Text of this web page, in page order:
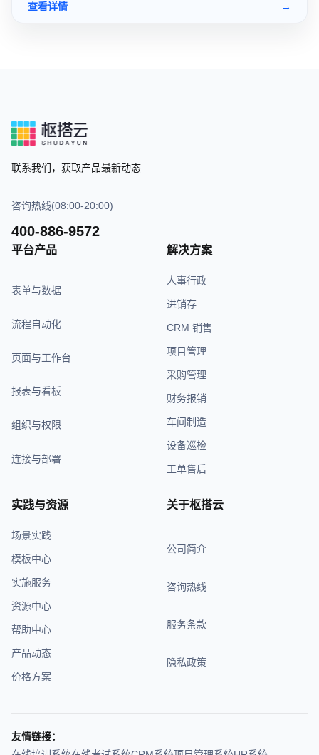
查看详情 →
联系我们，获取产品最新动态
咨询热线(08:00-20:00)
400-886-9572
平台产品
表单与数据
流程自动化
页面与工作台
报表与看板
组织与权限
连接与部署
解决方案
人事行政
进销存
CRM 销售
项目管理
采购管理
财务报销
车间制造
设备巡检
工单售后
实践与资源
场景实践
模板中心
实施服务
资源中心
帮助中心
产品动态
价格方案
关于枢搭云
公司简介
咨询热线
服务条款
隐私政策
友情链接：